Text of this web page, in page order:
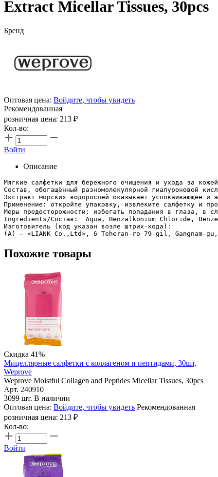
Extract Micellar Tissues, 30pcs
Бренд
Оптовая цена: Войдите, чтобы увидеть
Рекомендованная
розничная цена: 213 ₽
Кол-во:
Войти
Описание
Мягкие салфетки для бережного очищения и ухода за
Состав, обогащённый разномолекулярной гиалуроновой
Экстракт морских водорослей оказывает успокаивающее
Применение: откройте упаковку, извлеките салфетку и
Меры предосторожности: избегать попадания в глаза, в
Ingredients/Состав:  Aqua, Benzalkonium Chloride,
Изготовитель (код указан возле штрих-кода):
(А) – «LIANK Co.,Ltd», 6 Teheran-ro 79-gil, Gangnam-
Похожие товары
Скидка 41%
Мицеллярные салфетки с коллагеном и пептидами, 30шт,
Weprove
Weprove Moistful Collagen and Peptides Micellar Tissues, 30pcs
Арт. 240910
3099 шт. В наличии
Оптовая цена: Войдите, чтобы увидеть Рекомендованная
розничная цена: 213 ₽
Кол-во:
Войти